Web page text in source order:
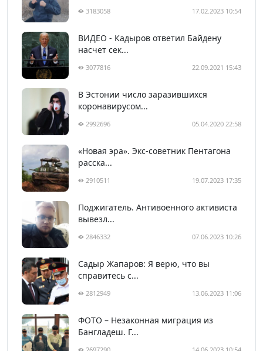
3183058 17.02.2023 10:54
ВИДЕО - Кадыров ответил Байдену
насчет сек...
3077816 22.09.2021 15:43
В Эстонии число заразившихся
коронавирусом...
2992696 05.04.2020 22:58
«Новая эра». Экс-советник Пентагона
расска...
2910511 19.07.2023 17:35
Поджигатель. Антивоенного активиста
вывезл...
2846332 07.06.2023 10:26
Садыр Жапаров: Я верю, что вы
справитесь с...
2812949 13.06.2023 11:06
ФОТО – Незаконная миграция из
Бангладеш. Г...